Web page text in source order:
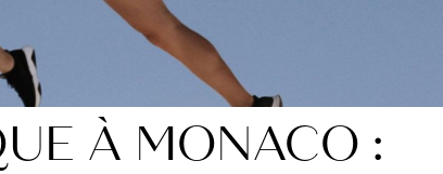
À MONACO :